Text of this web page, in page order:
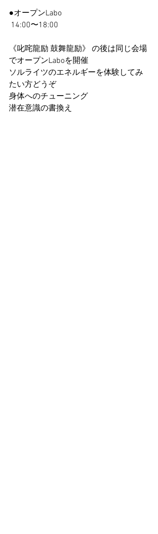
●オープンLabo
14:00〜18:00
《叱咤龍励 鼓舞龍励》 の後は同じ会場
でオープンLaboを開催
ソルライツのエネルギーを体験してみ
たい方どうぞ
身体へのチューニング
潜在意識の書換え